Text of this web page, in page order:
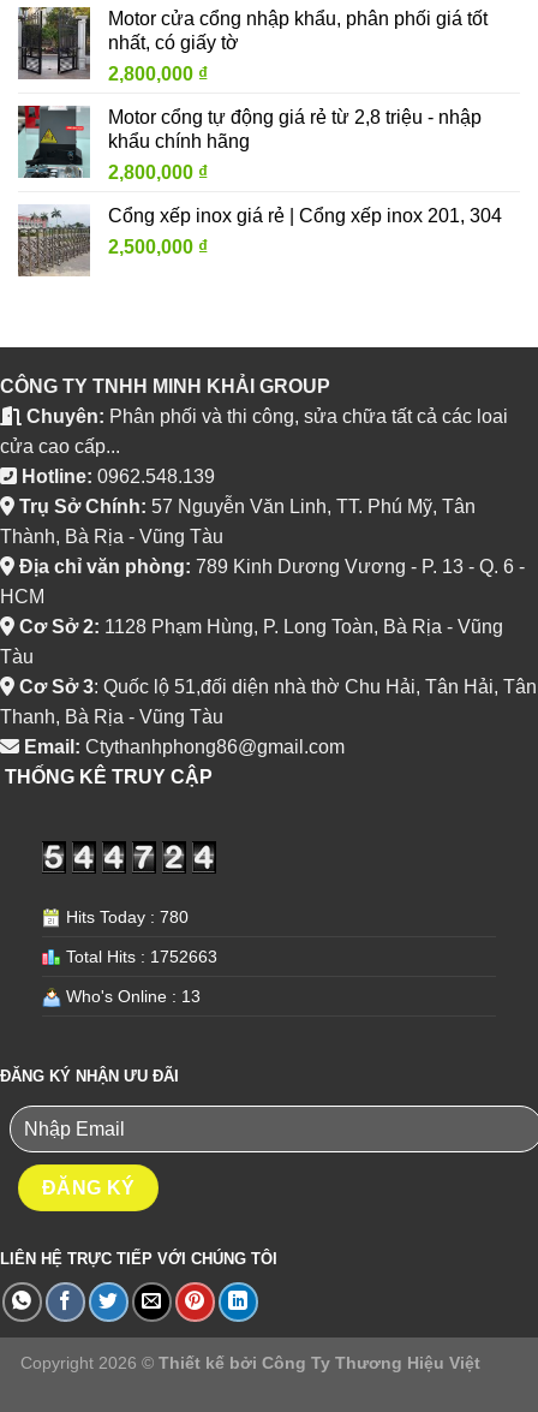
Motor cửa cổng nhập khẩu, phân phối giá tốt
nhất, có giấy tờ
2,800,000 ₫
Motor cổng tự động giá rẻ từ 2,8 triệu - nhập
khẩu chính hãng
2,800,000 ₫
Cổng xếp inox giá rẻ | Cổng xếp inox 201, 304
2,500,000 ₫
CÔNG TY TNHH MINH KHẢI GROUP
Chuyên: Phân phối và thi công, sửa chữa tất cả các loai
cửa cao cấp...
Hotline: 0962.548.139
Trụ Sở Chính: 57 Nguyễn Văn Linh, TT. Phú Mỹ, Tân
Thành, Bà Rịa - Vũng Tàu
Địa chỉ văn phòng: 789 Kinh Dương Vương - P. 13 - Q. 6 -
HCM
Cơ Sở 2: 1128 Phạm Hùng, P. Long Toàn, Bà Rịa - Vũng
Tàu
Cơ Sở 3: Quốc lộ 51,đối diện nhà thờ Chu Hải, Tân Hải, Tân
Thanh, Bà Rịa - Vũng Tàu
Email: Ctythanhphong86@gmail.com
THỐNG KÊ TRUY CẬP
Hits Today : 780
Total Hits : 1752663
Who's Online : 13
ĐĂNG KÝ NHẬN ƯU ĐÃI
LIÊN HỆ TRỰC TIẾP VỚI CHÚNG TÔI
Copyright 2026 © Thiết kế bởi Công Ty Thương Hiệu Việt